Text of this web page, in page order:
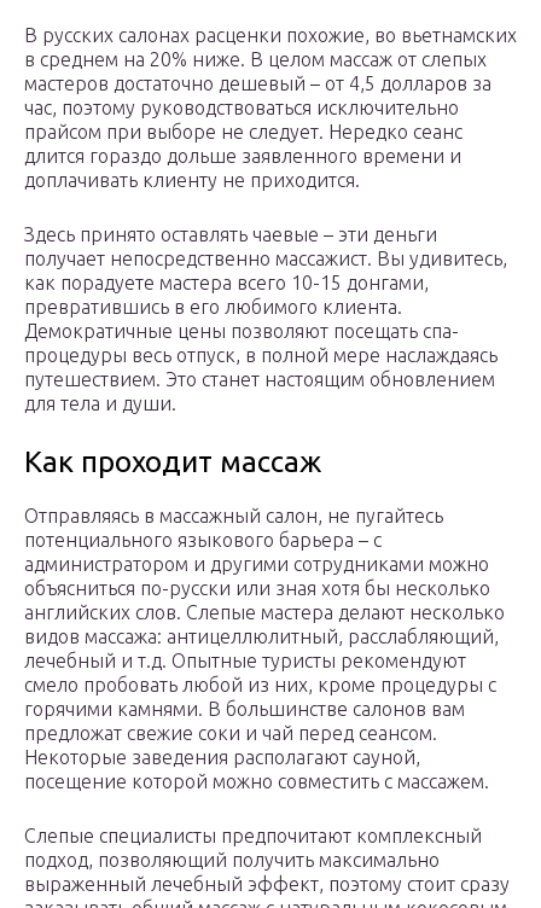
В русских салонах расценки похожие, во вьетнамских
в среднем на 20% ниже. В целом массаж от слепых
мастеров достаточно дешевый – от 4,5 долларов за
час, поэтому руководствоваться исключительно
прайсом при выборе не следует. Нередко сеанс
длится гораздо дольше заявленного времени и
доплачивать клиенту не приходится.
Здесь принято оставлять чаевые – эти деньги
получает непосредственно массажист. Вы удивитесь,
как порадуете мастера всего 10-15 донгами,
превратившись в его любимого клиента.
Демократичные цены позволяют посещать спа-
процедуры весь отпуск, в полной мере наслаждаясь
путешествием. Это станет настоящим обновлением
для тела и души.
Как проходит массаж
Отправляясь в массажный салон, не пугайтесь
потенциального языкового барьера – с
администратором и другими сотрудниками можно
объясниться по-русски или зная хотя бы несколько
английских слов. Слепые мастера делают несколько
видов массажа: антицеллюлитный, расслабляющий,
лечебный и т.д. Опытные туристы рекомендуют
смело пробовать любой из них, кроме процедуры с
горячими камнями. В большинстве салонов вам
предложат свежие соки и чай перед сеансом.
Некоторые заведения располагают сауной,
посещение которой можно совместить с массажем.
Слепые специалисты предпочитают комплексный
подход, позволяющий получить максимально
выраженный лечебный эффект, поэтому стоит сразу